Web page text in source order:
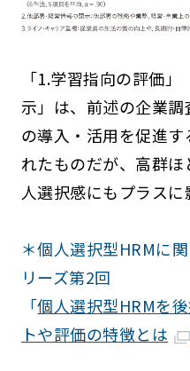
「1.学習指向の評価
示」は、前述の企業調
の導入・活用を促進
れたものだが、高群
人選択感にもプラスに
＊個人選択型HRMに
リーズ第2回
「個人選択型HRMを
トや評価の特徴とは